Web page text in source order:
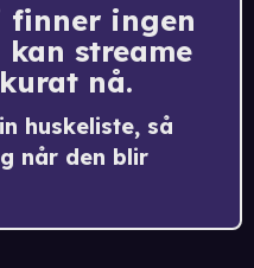
finner ingen
kan streame
nå.
huskeliste, så
når den blir